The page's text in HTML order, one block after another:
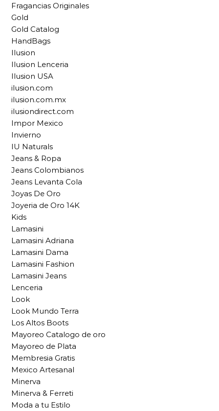
Fragancias Originales
Gold
Gold Catalog
HandBags
Ilusion
Ilusion Lenceria
Ilusion USA
ilusion.com
ilusion.com.mx
ilusiondirect.com
Impor Mexico
Invierno
IU Naturals
Jeans & Ropa
Jeans Colombianos
Jeans Levanta Cola
Joyas De Oro
Joyeria de Oro 14K
Kids
Lamasini
Lamasini Adriana
Lamasini Dama
Lamasini Fashion
Lamasini Jeans
Lenceria
Look
Look Mundo Terra
Los Altos Boots
Mayoreo Catalogo de oro
Mayoreo de Plata
Membresia Gratis
Mexico Artesanal
Minerva
Minerva & Ferreti
Moda a tu Estilo